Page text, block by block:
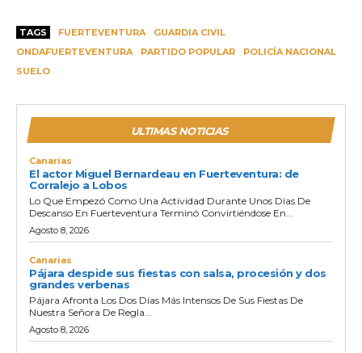
TAGS FUERTEVENTURA
GUARDIA CIVIL
ONDAFUERTEVENTURA
PARTIDO POPULAR
POLICÍA NACIONAL
SUELO
ULTIMAS NOTICIAS
Canarias
El actor Miguel Bernardeau en Fuerteventura: de
Corralejo a Lobos
Lo Que Empezó Como Una Actividad Durante Unos Días De
Descanso En Fuerteventura Terminó Convirtiéndose En...
Agosto 8, 2026
Canarias
Pájara despide sus fiestas con salsa, procesión y dos
grandes verbenas
Pájara Afronta Los Dos Días Más Intensos De Sus Fiestas De
Nuestra Señora De Regla...
Agosto 8, 2026